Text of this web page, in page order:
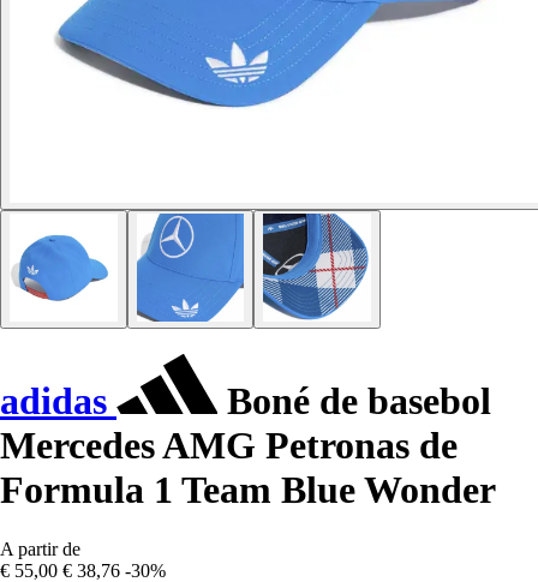
adidas
Boné de basebol
Mercedes AMG Petronas de
Formula 1 Team Blue Wonder
A partir de
€ 55,00 € 38,76 -30%